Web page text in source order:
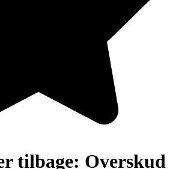
tilbage: Overskud